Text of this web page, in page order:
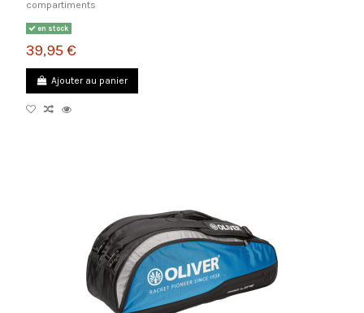
compartiments
en stock
39,95 €
Ajouter au panier